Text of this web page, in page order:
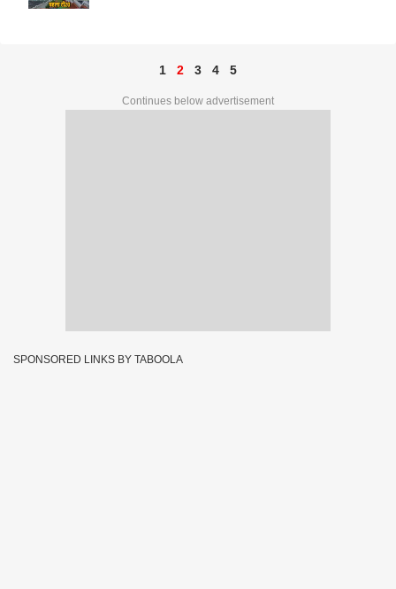
1 2 3 4 5
Continues below advertisement
SPONSORED LINKS BY TABOOLA